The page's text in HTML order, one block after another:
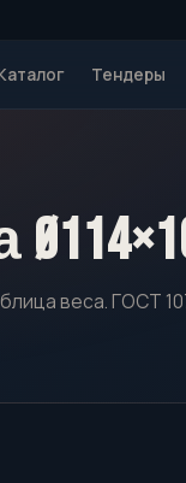
Тендеры
веса. ГОСТ